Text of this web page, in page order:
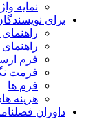
نمایه
برای
فرم
فرمت
فرم ها
هزینه
داوران